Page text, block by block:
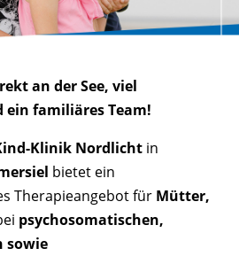
an der See, viel
ein familiäres Team!
Klinik Nordlicht in
bietet ein
Therapieangebot für Mütter,
psychosomatischen,
sowie